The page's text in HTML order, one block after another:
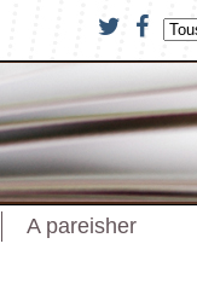
A pareisher